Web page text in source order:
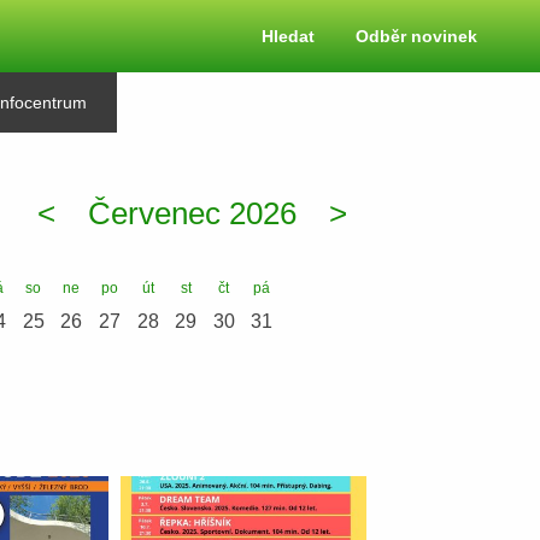
Hledat Odběr novinek
< Červenec 2026 >
so
25
ne
26
po
27
út
28
st
29
čt
30
pá
31